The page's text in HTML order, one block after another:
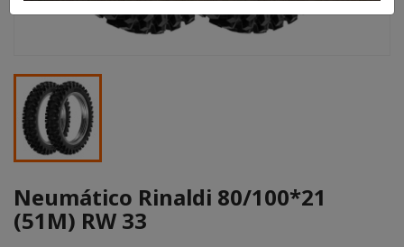
Neumático Rinaldi 80/100*21
(51M) RW 33